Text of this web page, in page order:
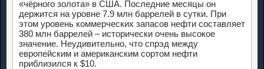
«чёрного золота» в США. Последние месяцы он
держится на уровне 7.9 млн баррелей в сутки. При
этом уровень коммерческих запасов нефти составляет
380 млн баррелей – исторически очень высокое
значение. Неудивительно, что спрэд между
европейским и американским сортом нефти
приблизился к $10.